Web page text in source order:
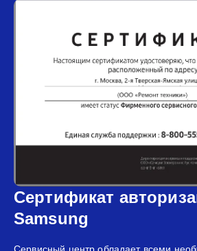
Сертификат
Samsung
Сервисный центр обладает всеми